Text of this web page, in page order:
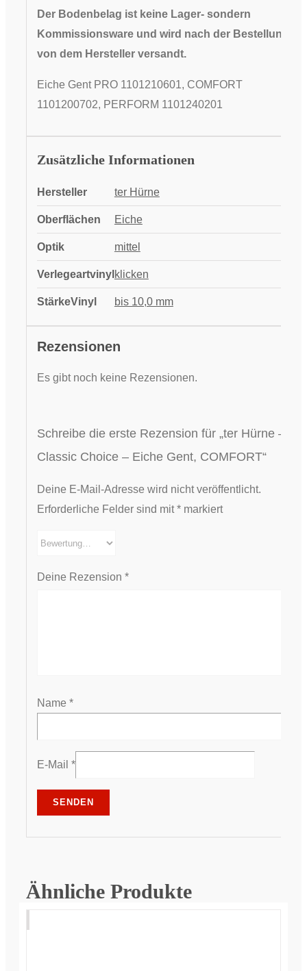
Der Bodenbelag ist keine Lager- sondern
Kommissionsware und wird nach der Bestellung
von dem Hersteller versandt.
Eiche Gent PRO 1101210601, COMFORT
1101200702, PERFORM 1101240201
Zusätzliche Informationen
Hersteller ter Hürne
Oberflächen Eiche
Optik mittel
Verlegeartvinyl klicken
StärkeVinyl bis 10,0 mm
Rezensionen
Es gibt noch keine Rezensionen.
Schreibe die erste Rezension für „ter Hürne –
Classic Choice – Eiche Gent, COMFORT“
Deine E-Mail-Adresse wird nicht veröffentlicht.
Erforderliche Felder sind mit*markiert
Deine Rezension *
Name *
E-Mail *
Ähnliche Produkte